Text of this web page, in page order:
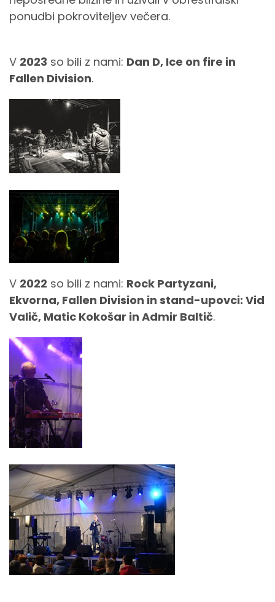
ponudbi pokroviteljev večera.
V 2023 so bili z nami: Dan D, Ice on fire in
Fallen Division.
V 2022 so bili z nami: Rock Partyzani,
Ekvorna, Fallen Division in stand-upovci: Vid
Valič, Matic Kokošar in Admir Baltič.